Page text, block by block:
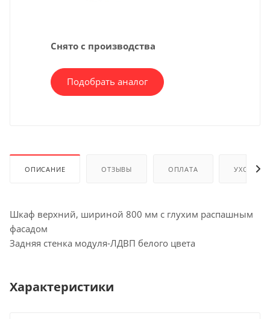
Снято с производства
Подобрать аналог
ОПИСАНИЕ ОТЗЫВЫ ОПЛАТА УХОД И
Шкаф верхний, шириной 800 мм с глухим распашным
фасадом
Задняя стенка модуля-ЛДВП белого цвета
Характеристики